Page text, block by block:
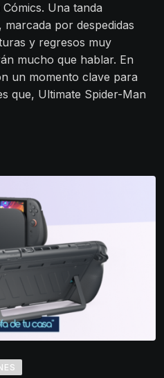
Una tanda
por despedidas
y regresos muy
mucho que hablar. En
un momento clave para
que, Ultimate Spider-Man